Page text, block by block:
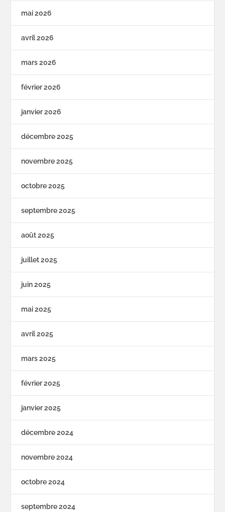
mai 2026
avril 2026
mars 2026
février 2026
janvier 2026
décembre 2025
novembre 2025
octobre 2025
septembre 2025
août 2025
juillet 2025
juin 2025
mai 2025
avril 2025
mars 2025
février 2025
janvier 2025
décembre 2024
novembre 2024
octobre 2024
septembre 2024